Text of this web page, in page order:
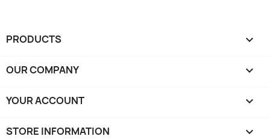
PRODUCTS 
OUR COMPANY 
YOUR ACCOUNT 
STORE INFORMATION keyboard_arrow_down